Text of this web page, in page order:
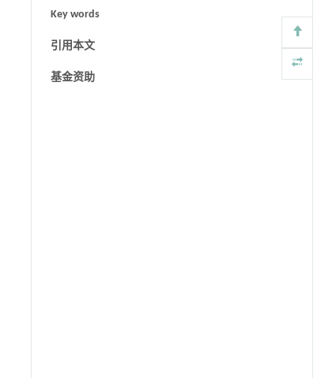
Key words
引用本文
基金资助